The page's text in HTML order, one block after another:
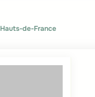
Hauts-de-France